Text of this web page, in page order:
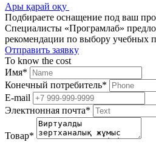
Ары қарай оқу
Подбираете оснащение под ваш
Специалисты «Програмлаб»
рекомендации по выбору учебных
Отправить заявку
To know the cost
Имя*
Конечный потребитель*
E-mail
Электнонная почта*
Товар*